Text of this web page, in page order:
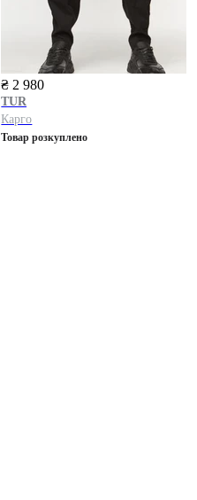
₴ 2 980
TUR
Карго
Товар розкуплено